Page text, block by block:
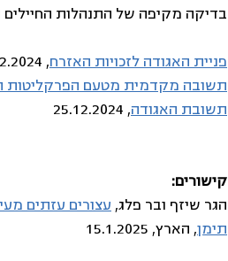
בדיקה מקיפה של התנהלות
פניית האגודה לזכויות האזרח, 16.12.2024
תשובה מקדמית מטעם הפרקליטות
תשובת האגודה, 25.12.2024
קישורים:
הגר שיזף ובר פלג, עצורים עזתים
תימן, הארץ, 15.1.2025